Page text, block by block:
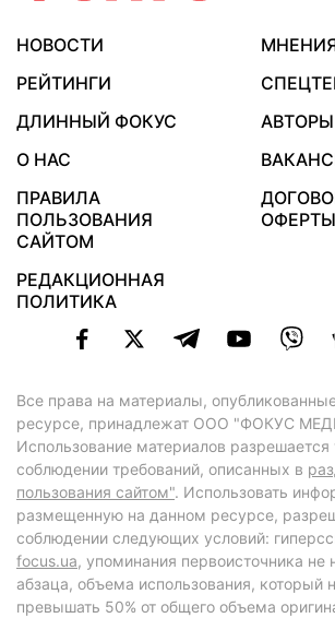
НОВОСТИ
РЕЙТИНГИ
ДЛИННЫЙ ФОКУС
АВТОРЫ
О НАС
ПРАВИЛА
ПОЛЬЗОВАНИЯ
САЙТОМ
ОФЕРТЫ
РЕДАКЦИОННАЯ
ПОЛИТИКА
Все права на материалы,
ресурсе, принадлежат ООО "ФОКУС
Использование материалов разрешается
соблюдении требований, описанных в
пользования сайтом". Использовать
размещенную на данном ресурсе,
соблюдении следующих условий:
focus.ua, упоминания первоисточника не
абзаца, объема использования, который
превышать 50% от общего объема